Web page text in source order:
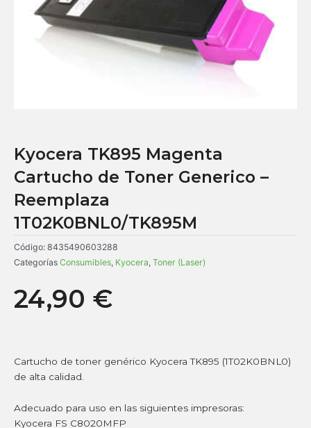
Kyocera TK895 Magenta
Cartucho de Toner Generico –
Reemplaza
1T02K0BNL0/TK895M
Código: 8435490603288
Categorías Consumibles, Kyocera, Toner (Laser)
24,90 €
Cartucho de toner genérico Kyocera TK895 (1T02K0BNL0)
de alta calidad.
Adecuado para uso en las siguientes impresoras:
Kyocera FS C8020MFP